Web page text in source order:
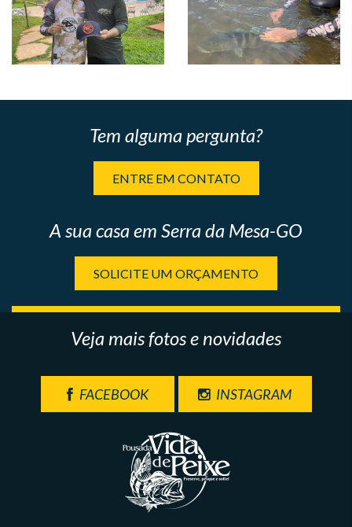
Tem alguma pergunta?
ENTRE EM CONTATO
A sua casa em Serra da Mesa-GO
SOLICITE UM ORÇAMENTO
Veja mais fotos e novidades
FACEBOOK INSTAGRAM